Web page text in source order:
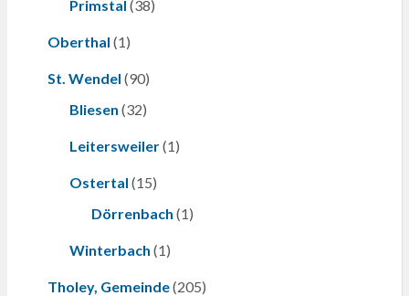
Primstal (38)
Oberthal (1)
St. Wendel (90)
Bliesen (32)
Leitersweiler(1)
Ostertal (15)
Dörrenbach (1)
Winterbach (1)
Tholey, Gemeinde(205)